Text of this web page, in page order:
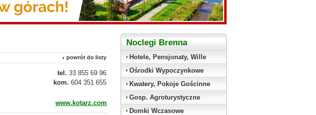
powrót do listy
tel. 33 855 69 96
kom. 604 351 655
www.kotarz.com
Noclegi Brenna
Hotele, Pensjonaty, Wille
Ośrodki Wypoczynkowe
Kwatery, Pokoje Gościnne
Gosp. Agroturystyczne
Domki Wczasowe